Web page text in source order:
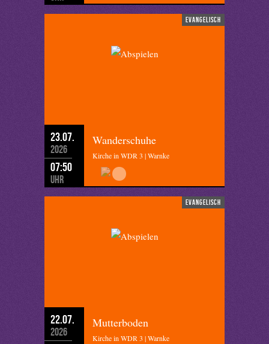
evangelisch
23.07.
2026
07:50
Uhr
Wanderschuhe
Kirche in WDR 3 | Warnke
evangelisch
22.07.
2026
Mutterboden
Kirche in WDR 3 | Warnke